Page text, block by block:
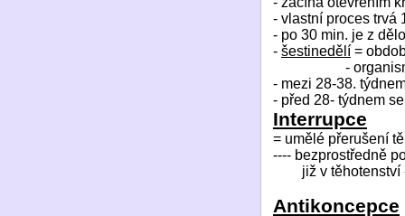
- vlastní proces trvá
- po 30 min. je z
- šestinedělí =
-
- mezi 28-38.
- před 28- týdnem
Interrupce
= umělé přerušení
---- bezprostředně
již v
Antikoncepce